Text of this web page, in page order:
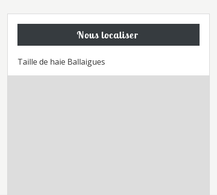
Nous localiser
Taille de haie Ballaigues